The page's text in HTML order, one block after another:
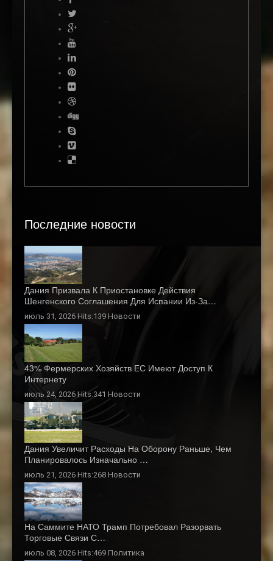
Последние новости
Дания Призвала К Приостановке Действия
Шенгенского Соглашения Для Испании Из-За…
июль 31, 2026 Hits:139 Новости
43% Фермерских Хозяйств ЕС Имеют Доступ К
Интернету
июль 24, 2026 Hits:341 Новости
Дания Увеличит Расходы На Оборону Раньше, Чем
Планировалось Изначально …
июль 21, 2026 Hits:268 Новости
На Саммите НАТО Трамп Потребовал Разорвать
Торговые Связи С…
июль 08, 2026 Hits:469 Политика